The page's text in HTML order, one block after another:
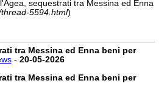
sequestrati tra Messina ed Enna
5594.html)
tra Messina ed Enna beni per
- 20-05-2026
tra Messina ed Enna beni per